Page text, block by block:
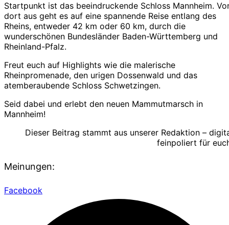
Startpunkt ist das beeindruckende Schloss Mannheim.
dort aus geht es auf eine spannende Reise entlang des
Rheins, entweder 42 km oder 60 km, durch die
wunderschönen Bundesländer Baden-Württemberg und
Rheinland-Pfalz.
Freut euch auf Highlights wie die malerische
Rheinpromenade, den urigen Dossenwald und das
atemberaubende Schloss Schwetzingen.
Seid dabei und erlebt den neuen Mammutmarsch in
Mannheim!
Dieser Beitrag stammt aus unserer Redaktion –
feinpoliert für
Meinungen:
Facebook